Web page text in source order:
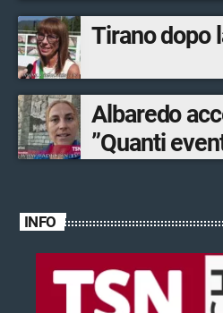
Tirano dopo
Albaredo
”Quanti
INFO